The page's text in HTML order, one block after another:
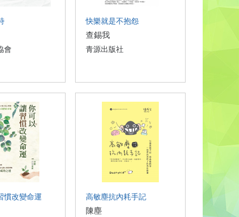
會
快樂就是不抱怨
查錫我
青源出版社
慣改變命運
高敏塵抗內耗手記
陳塵